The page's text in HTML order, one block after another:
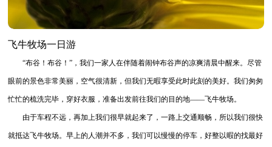
飞牛牧场一日游
“布谷！布谷！”，我们一家人在伴随着闹钟布谷声的凉爽清晨中醒来。尽管
眼前的景色非常美丽，空气很清新，但我们无暇享受此时此刻的美好。我们匆匆
忙忙的梳洗完毕，穿好衣服，准备出发前往我们的目的地——飞牛牧场。
由于车程不远，再加上我们很早就起来了，一路上交通顺畅，所以我们很快
就抵达飞牛牧场。早上的人潮并不多，我们可以慢慢的停车，好整以暇的找最好